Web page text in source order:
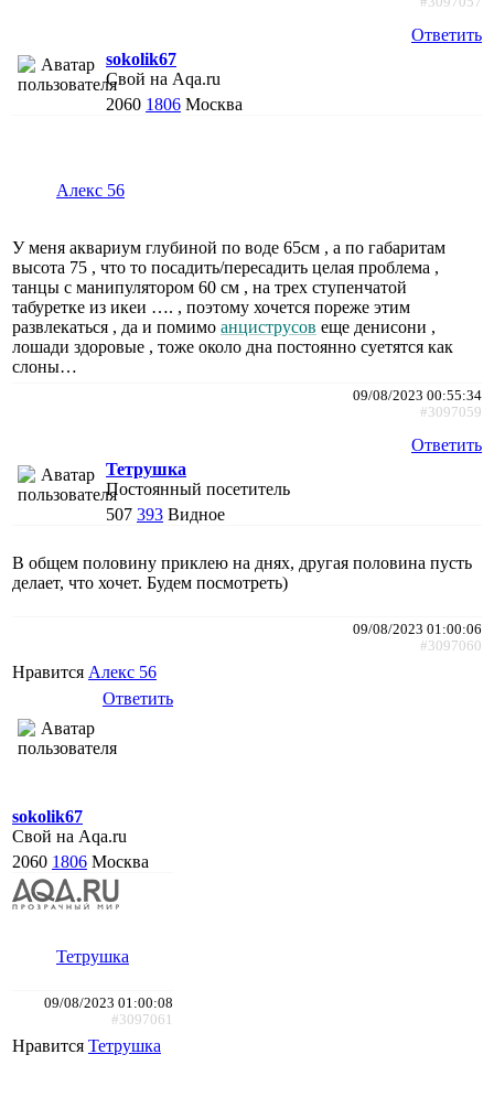
Ответить
sokolik67
Свой на Aqa.ru
2060 1806 Москва
Алекс 56
У меня аквариум глубиной по воде 65см , а по габаритам
высота 75 , что то посадить/пересадить целая проблема ,
танцы с манипулятором 60 см , на трех ступенчатой
табуретке из икеи …. , поэтому хочется пореже этим
развлекаться , да и помимо анциструсов еще денисони ,
лошади здоровые , тоже около дна постоянно суетятся как
слоны…
09/08/2023 00:55:34
#3097059
Ответить
Тетрушка
Постоянный посетитель
507 393 Видное
В общем половину приклею на днях, другая половина пусть
делает, что хочет. Будем посмотреть)
09/08/2023 01:00:06
#3097060
Нравится Алекс 56
Ответить
sokolik67
Свой на Aqa.ru
2060 1806 Москва
Тетрушка
09/08/2023 01:00:08
#3097061
Нравится Тетрушка